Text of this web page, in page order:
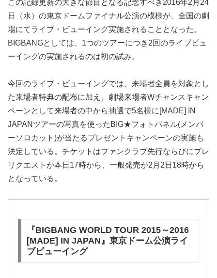
この記録更新の大きな節目となる記念すべき2016年2月24
日（水）の東京ドームファイナル公演の模様が、全国の劇
場にてライブ・ビューイング実施されることとなった。
BIGBANGとしては、1つのツアーにつき2回のライブビュ
ーイングの実施されるのは初の試み。
今回のライブ・ビューイングでは、来場者全員を対象とし
た来場者特典の配布に加え、劇場来場者Wチャンスキャン
ペーンとして来場者の中から抽選で5名様に[MADE] IN
JAPANツアーの写真を使ったBIG★フォトパネル(メンバ
ーソロカット)が当たるプレゼントキャンペーンの実施も
決定している。チケットはファンクラブ先行ならびにプレ
リクエストが本日17時から、一般発売が2月2日18時から
となっている。
『BIGBANG WORLD TOUR 2015～2016
[MADE] IN JAPAN』東京ドーム公演ライ
ブビューイング